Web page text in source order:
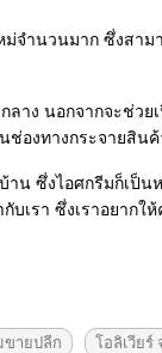
ำนวนมาก ซึ่งสา
าง นอกจากจะช่ว
องทางกระจายสิน
น ซึ่งไอศกรีมก็เป็
บเรา ซึ่งเราอยา
ขายปลีก โอลิเวียร์